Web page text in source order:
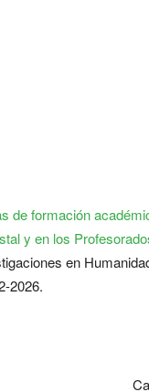
de formación
y en los
en
2026.